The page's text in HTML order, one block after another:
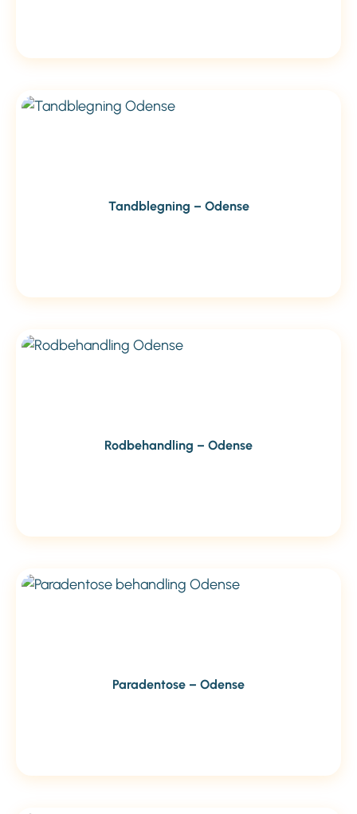
Tandblegning – Odense
Rodbehandling – Odense
Paradentose – Odense